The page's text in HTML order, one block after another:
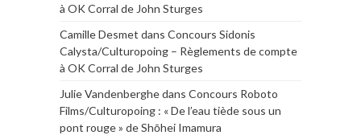
à OK Corral de John Sturges
Camille Desmet dans Concours Sidonis
Calysta/Culturopoing – Règlements de compte
à OK Corral de John Sturges
Julie Vandenberghedans Concours Roboto
Films/Culturopoing : « De l’eau tiède sous un
pont rouge » de Shōhei Imamura